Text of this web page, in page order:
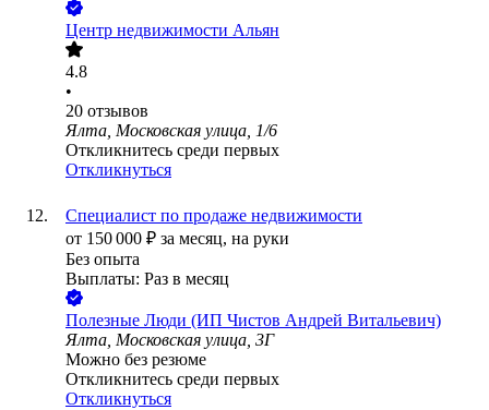
Центр недвижимости Альян
4.8
•
20 отзывов
Ялта, Московская улица, 1/6
Откликнитесь среди первых
Откликнуться
Специалист по продаже недвижимости
от 150 000 ₽ за месяц, на руки
Без опыта
Выплаты: Раз в месяц
Полезные Люди (ИП Чистов Андрей Витальевич)
Ялта, Московская улица, 3Г
Можно без резюме
Откликнитесь среди первых
Откликнуться